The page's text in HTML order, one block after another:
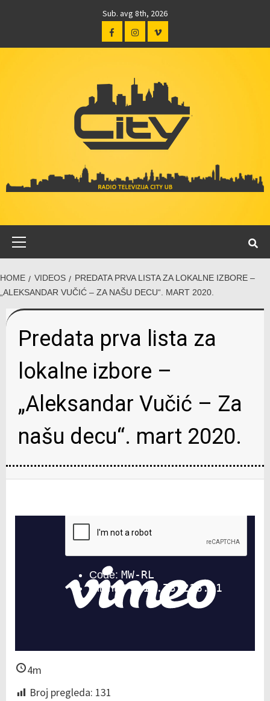
Sub. avg 8th, 2026
HOME VIDEOS
PREDATA PRVA LISTA ZA LOKALNE IZBORE –
„ALEKSANDAR VUČIĆ – ZA NAŠU DECU“. MART 2020.
Predata prva lista za
lokalne izbore –
„Aleksandar Vučić – Za
našu decu“. mart 2020.
4m
Broj pregleda: 131